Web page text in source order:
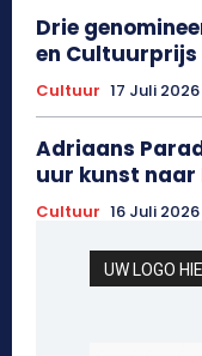
Drie
en Cultuurprijs
Cultuur 17 Juli 2026
Adriaans
uur kunst naar
Cultuur 16 Juli 2026
UW LOGO